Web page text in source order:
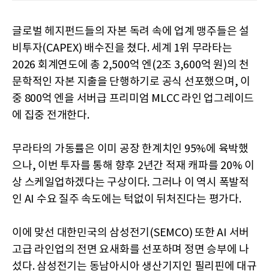
글로벌 헤지펀드들의 자본 독려 속에 업계 맹주들은 설
비투자(CAPEX) 배수진을 쳤다. 세계 1위 무라타는
2026 회계연도에 총 2,500억 엔(2조 3,600억 원)의 천
문학적인 자본 지출을 단행하기로 공식 선포했으며, 이
중 800억 엔을 서버급 프리미엄 MLCC 라인 업그레이드
에 집중 전개한다.
무라타의 가동률은 이미 공장 한계치인 95%에 육박했
으나, 이번 투자를 통해 향후 2년간 적재 캐파를 20% 이
상 스케일업하겠다는 구상이다. 그러나 이 역시 폭발적
인 AI 수요 질주 속도에는 턱없이 뒤처진다는 평가다.
이에 맞선 대한민국의 삼성전기(SEMCO) 또한 AI 서버
고급 라인업의 전면 요새화를 선포하며 정면 승부에 나
섰다. 삼성전기는 동남아시아 생산기지인 필리핀에 대규